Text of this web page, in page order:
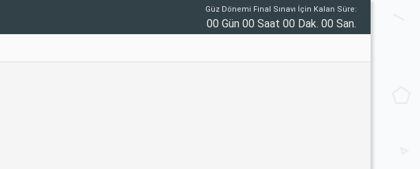
Güz Dönemi Final Sınavı İçin Kalan Süre:
00 Gün 00 Saat 00 Dak. 00 San.